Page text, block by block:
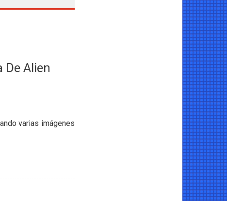
De Alien
varias imágenes